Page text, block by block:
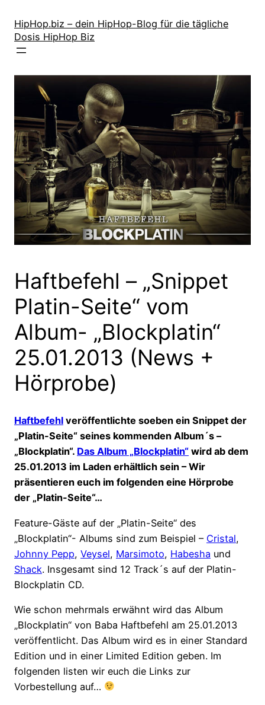
Inhalt
springen
HipHop.biz – dein HipHop-Blog für die tägliche
Dosis HipHop Biz
Haftbefehl – „Snippet
Platin-Seite“ vom
Album- „Blockplatin“
25.01.2013 (News +
Hörprobe)
Haftbefehl veröffentlichte soeben ein Snippet der
„Platin-Seite“ seines kommenden Album´s –
„Blockplatin“. Das Album „Blockplatin“ wird ab dem
25.01.2013 im Laden erhältlich sein – Wir
präsentieren euch im folgenden eine Hörprobe
der „Platin-Seite“…
Feature-Gäste auf der „Platin-Seite“ des
„Blockplatin“- Albums sind zum Beispiel – Cristal,
Johnny Pepp, Veysel, Marsimoto, Habesha und
Shack. Insgesamt sind 12 Track´s auf der Platin-
Blockplatin CD.
Wie schon mehrmals erwähnt wird das Album
„Blockplatin“ von Baba Haftbefehl am 25.01.2013
veröffentlicht. Das Album wird es in einer Standard
Edition und in einer Limited Edition geben. Im
folgenden listen wir euch die Links zur
Vorbestellung auf…